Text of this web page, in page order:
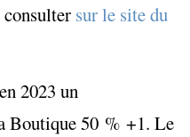
consulter sur le site du
2023 un
Boutique 50 % +1. Le